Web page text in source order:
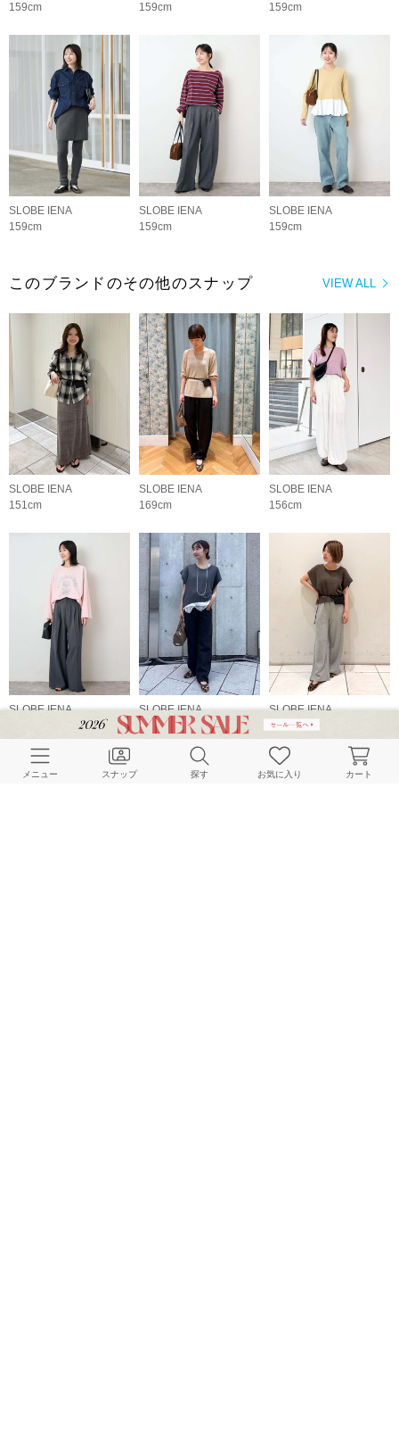
159cm
159cm
159cm
SLOBE IENA
159cm
SLOBE IENA
159cm
SLOBE IENA
159cm
VIEW ALL
このブランドのその他のスナップ
SLOBE IENA
151cm
SLOBE IENA
169cm
SLOBE IENA
156cm
SLOBE IENA
SLOBE IENA
153cm
SLOBE IENA
154cm
メニュー スナップ 探す お気に入り カート